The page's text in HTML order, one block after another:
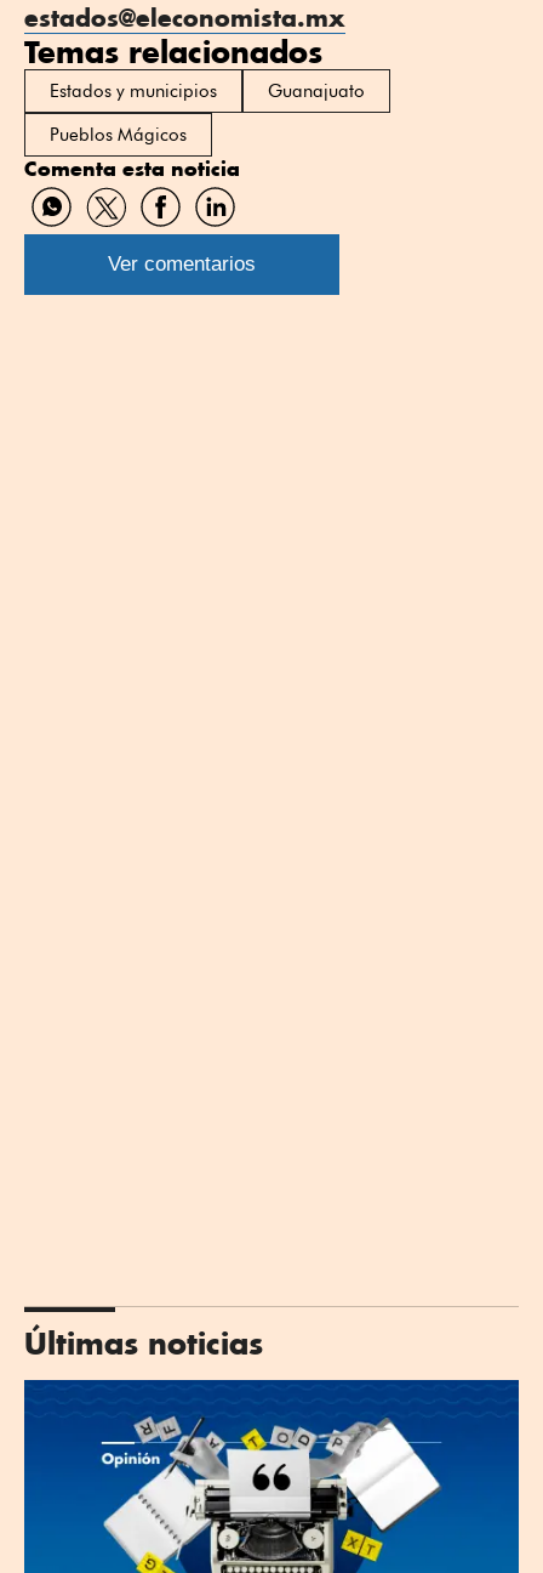
estados@eleconomista.mx
Temas relacionados
Estados y municipios
Guanajuato
Pueblos Mágicos
Comenta esta noticia
Compartir
por
WhatsApp
Compartir
por
Twitter
Compartir
por
Facebook
Compartir
por
Linkedin
Ver comentarios
Últimas noticias